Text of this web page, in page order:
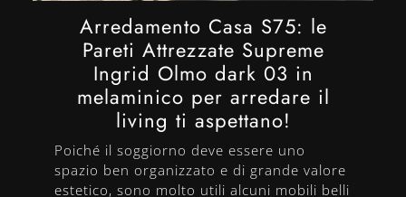
Arredamento Casa S75: le
Pareti Attrezzate Supreme
Ingrid Olmo dark 03 in
melaminico per arredare il
living ti aspettano!
Poiché il soggiorno deve essere uno
spazio ben organizzato e di grande valore
estetico, sono molto utili alcuni mobili belli